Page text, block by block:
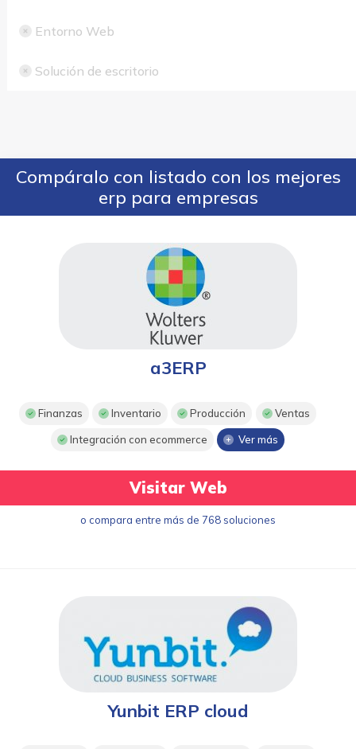
Entorno Web
Solución de escritorio
Compáralo con listado con los mejores
erp para empresas
a3ERP
Finanzas Inventario Producción Ventas
Integración con ecommerce Ver más
Visitar Web
o compara entre más de 768 soluciones
Yunbit ERP cloud